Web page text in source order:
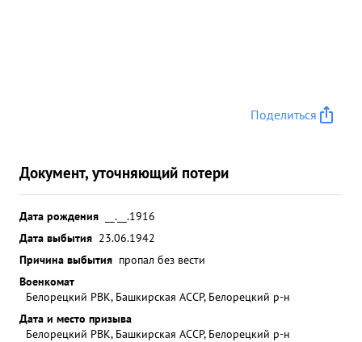
Поделиться
Документ, уточняющий потери
Дата рождения
__.__.1916
Дата выбытия 23.06.1942
Причина выбытия пропал без вести
Военкомат
Белорецкий РВК, Башкирская АССР, Белорецкий р-н
Дата и место призыва
Белорецкий РВК, Башкирская АССР, Белорецкий р-н